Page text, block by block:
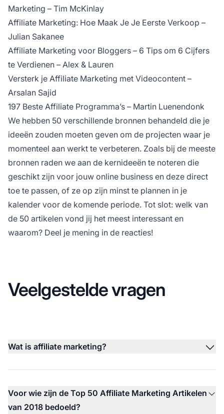
Marketing – Tim McKinlay
Affiliate Marketing: Hoe Maak Je Je Eerste Verkoop –
Julian Sakanee
Affiliate Marketing voor Bloggers – 6 Tips om 6 Cijfers
te Verdienen – Alex & Lauren
Versterk je Affiliate Marketing met Videocontent –
Arsalan Sajid
197 Beste Affiliate Programma’s – Martin Luenendonk
We hebben 50 verschillende bronnen behandeld die je
ideeën zouden moeten geven om de projecten waar je
momenteel aan werkt te verbeteren. Zoals bij de meeste
bronnen raden we aan de kernideeën te noteren die
geschikt zijn voor jouw online business en deze direct
toe te passen, of ze op zijn minst te plannen in je
kalender voor de komende periode. Tot slot: welk van
de 50 artikelen vond jij het meest interessant en
waarom? Deel je mening in de reacties!
Veelgestelde vragen
Wat is affiliate marketing?
Voor wie zijn de Top 50 Affiliate Marketing Artikelen
van 2018 bedoeld?